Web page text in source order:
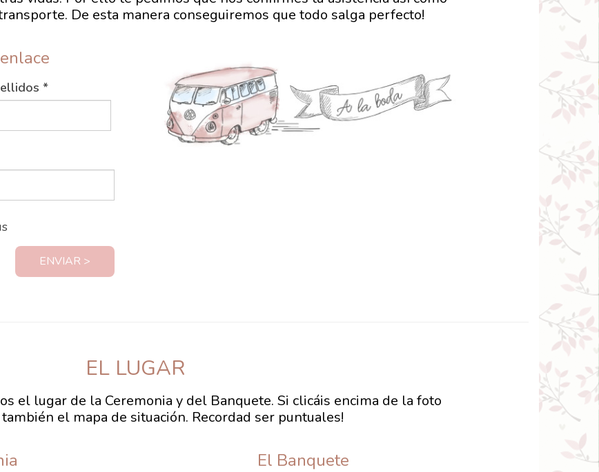
De esta manera conseguiremos que todo salga perfecto!
*
ENVIAR >
EL LUGAR
el lugar de la Ceremonia y del Banquete. Si clicáis encima de la foto
el mapa de situación. Recordad ser puntuales!
El Banquete